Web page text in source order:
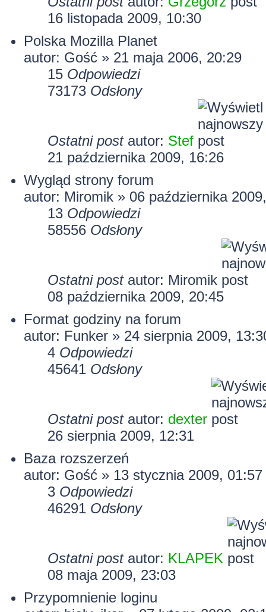
16 listopada 2009, 10:30
Polska Mozilla Planet
autor: Gość » 21 maja 2006, 20:29
15 Odpowiedzi
73173 Odsłony
Ostatni post autor: Stef
21 października 2009, 16:26
Wygląd strony forum
autor: Miromik » 06 października
13 Odpowiedzi
58556 Odsłony
Ostatni post autor: Miromik
08 października 2009, 20:45
Format godziny na forum
autor: Funker » 24 sierpnia 2009,
4 Odpowiedzi
45641 Odsłony
Ostatni post autor: dexter
26 sierpnia 2009, 12:31
Baza rozszerzeń
autor: Gość » 13 stycznia 2009, 01:57
3 Odpowiedzi
46291 Odsłony
Ostatni post autor: KLAPEK
08 maja 2009, 23:03
Przypomnienie loginu